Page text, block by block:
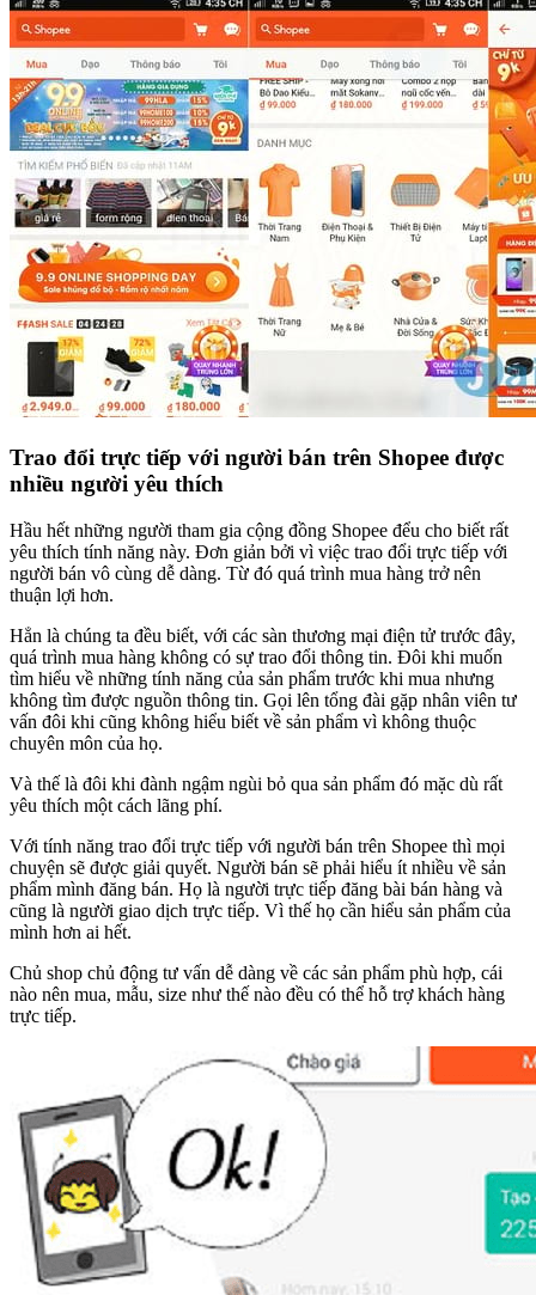
Trao đổi trực tiếp với người bán trên Shopee được
nhiều người yêu thích
Hầu hết những người tham gia cộng đồng Shopee đểu cho biết rất
yêu thích tính năng này. Đơn giản bởi vì việc trao đổi trực tiếp với
người bán vô cùng dễ dàng. Từ đó quá trình mua hàng trở nên
thuận lợi hơn.
Hẳn là chúng ta đều biết, với các sàn thương mại điện tử trước đây,
quá trình mua hàng không có sự trao đổi thông tin. Đôi khi muốn
tìm hiểu về những tính năng của sản phẩm trước khi mua nhưng
không tìm được nguồn thông tin. Gọi lên tổng đài gặp nhân viên tư
vấn đôi khi cũng không hiểu biết về sản phẩm vì không thuộc
chuyên môn của họ.
Và thế là đôi khi đành ngậm ngùi bỏ qua sản phẩm đó mặc dù rất
yêu thích một cách lãng phí.
Với tính năng trao đổi trực tiếp với người bán trên Shopee thì mọi
chuyện sẽ được giải quyết. Người bán sẽ phải hiểu ít nhiều về sản
phẩm mình đăng bán. Họ là người trực tiếp đăng bài bán hàng và
cũng là người giao dịch trực tiếp. Vì thế họ cần hiểu sản phẩm của
mình hơn ai hết.
Chủ shop chủ động tư vấn dễ dàng về các sản phẩm phù hợp, cái
nào nên mua, mẫu, size như thế nào đều có thể hỗ trợ khách hàng
trực tiếp.